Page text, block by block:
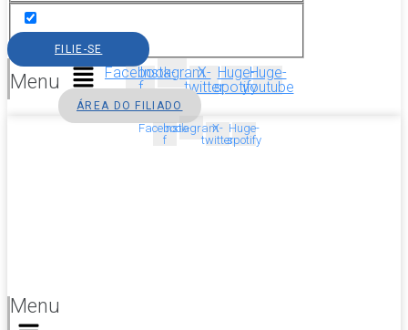
Menu
FILIE-SE
Facebook-
f
InstagramX-
twitter
Huge-
spotify
Huge-
youtube
ÁREA DO FILIADO
Facebook-
f
InstagramX-
twitter
Huge-
spotify
Menu